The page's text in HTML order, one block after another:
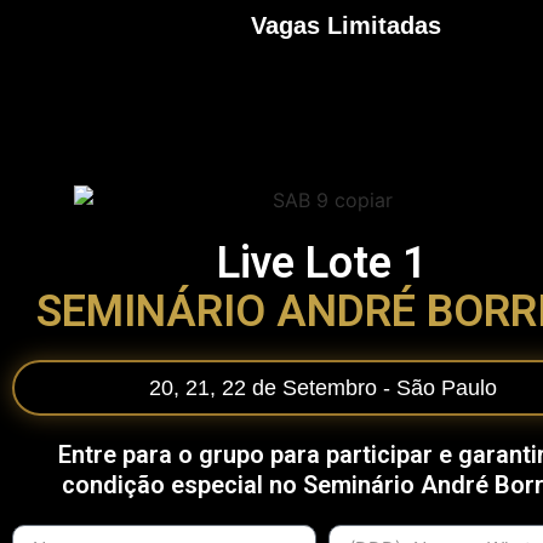
Vagas Limitadas
Live Lote 1
SEMINÁRIO ANDRÉ
20, 21, 22 de Setembro - São Paulo
Entre para o grupo para participar e
condição especial no Seminário André